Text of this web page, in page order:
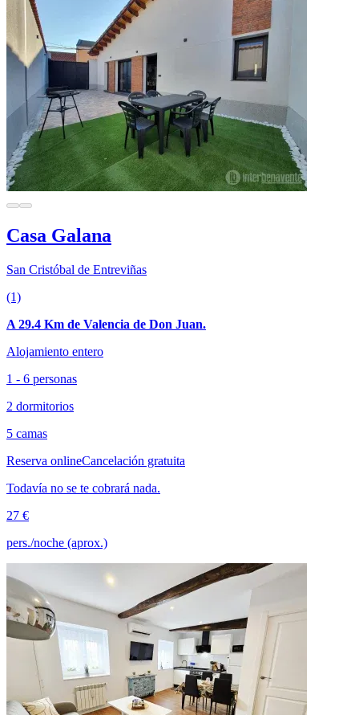
Casa Galana
San Cristóbal de Entreviñas
(1)
A 29.4 Km de Valencia de Don Juan.
Alojamiento entero
1 - 6 personas
2 dormitorios
5 camas
Reserva onlineCancelación gratuita
Todavía no se te cobrará nada.
27 €
pers./noche (aprox.)